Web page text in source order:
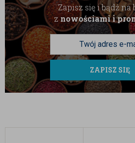
Zapisz się i bądź na
znowościami i
ZAPISZ SIĘ